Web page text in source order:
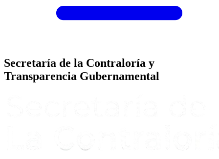
Secretaría de la Contraloría y
Transparencia Gubernamental